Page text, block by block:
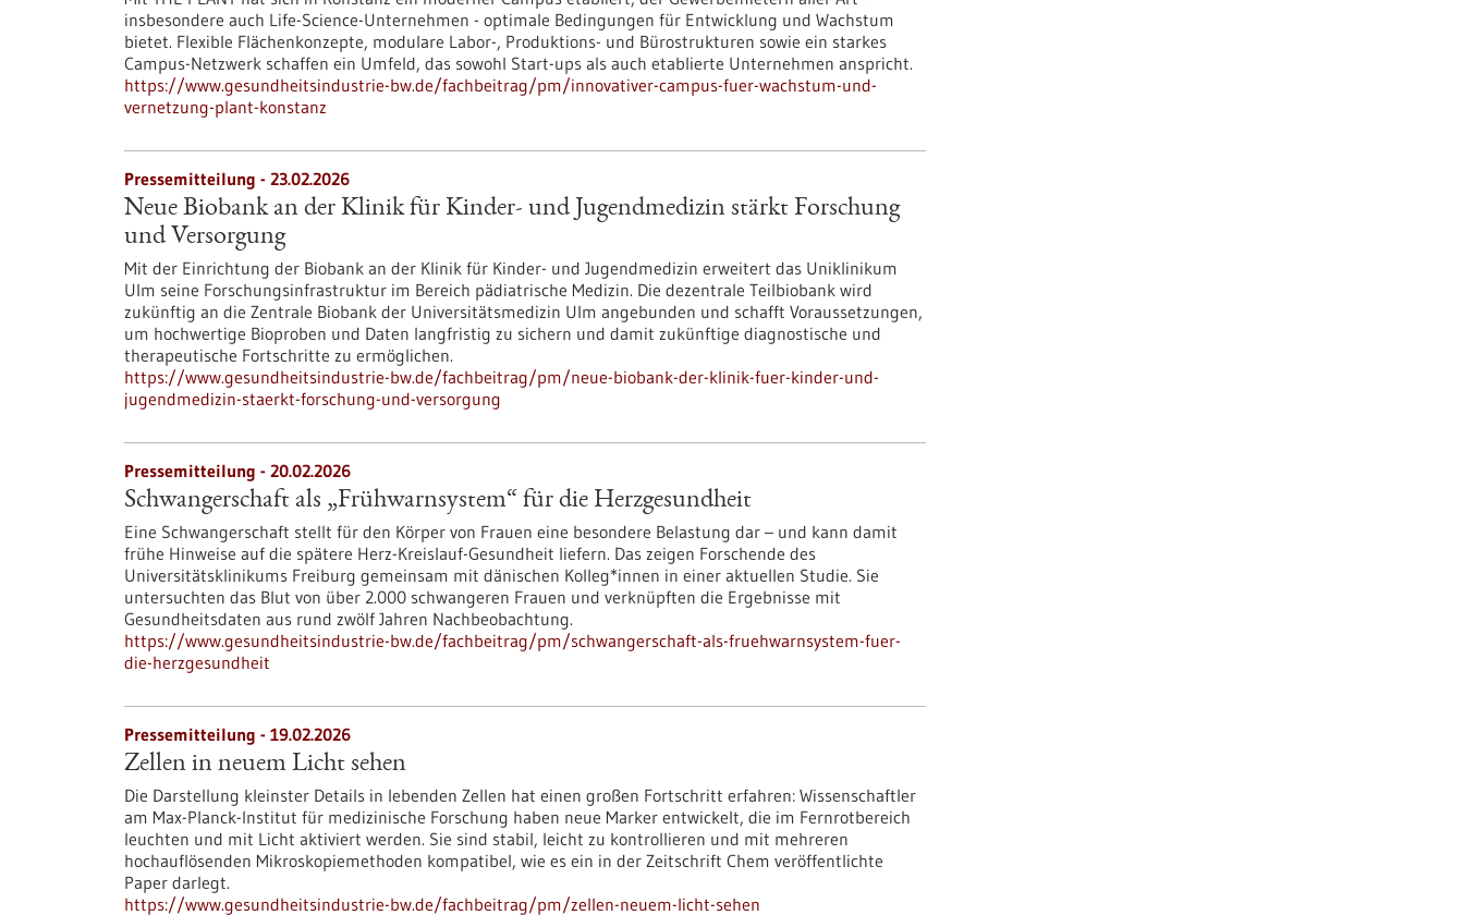
insbesondere auch Life-Science-Unternehmen - optimale Bedingungen für Entwicklung und Wachstum
bietet. Flexible Flächenkonzepte, modulare Labor-, Produktions- und Bürostrukturen sowie ein starkes
Campus-Netzwerk schaffen ein Umfeld, das sowohl Start-ups als auch etablierte Unternehmen anspricht.
https://www.gesundheitsindustrie-bw.de/fachbeitrag/pm/innovativer-campus-fuer-wachstum-und-
vernetzung-plant-konstanz
Pressemitteilung - 23.02.2026
Neue Biobank an der Klinik für Kinder-​ und Jugendmedizin stärkt Forschung
und Versorgung
Mit der Einrichtung der Biobank an der Klinik für Kinder-​ und Jugendmedizin erweitert das Uniklinikum
Ulm seine Forschungsinfrastruktur im Bereich pädiatrische Medizin. Die dezentrale Teilbiobank wird
zukünftig an die Zentrale Biobank der Universitätsmedizin Ulm angebunden und schafft Voraussetzungen,
um hochwertige Bioproben und Daten langfristig zu sichern und damit zukünftige diagnostische und
therapeutische Fortschritte zu ermöglichen.
https://www.gesundheitsindustrie-bw.de/fachbeitrag/pm/neue-biobank-der-klinik-fuer-kinder-und-
jugendmedizin-staerkt-forschung-und-versorgung
Pressemitteilung - 20.02.2026
Schwangerschaft als „Frühwarnsystem“ für die Herzgesundheit
Eine Schwangerschaft stellt für den Körper von Frauen eine besondere Belastung dar – und kann damit
frühe Hinweise auf die spätere Herz-Kreislauf-Gesundheit liefern. Das zeigen Forschende des
Universitätsklinikums Freiburg gemeinsam mit dänischen Kolleg*innen in einer aktuellen Studie. Sie
untersuchten das Blut von über 2.000 schwangeren Frauen und verknüpften die Ergebnisse mit
Gesundheitsdaten aus rund zwölf Jahren Nachbeobachtung.
https://www.gesundheitsindustrie-bw.de/fachbeitrag/pm/schwangerschaft-als-fruehwarnsystem-fuer-
die-herzgesundheit
Pressemitteilung - 19.02.2026
Zellen in neuem Licht sehen
Die Darstellung kleinster Details in lebenden Zellen hat einen großen Fortschritt erfahren: Wissenschaftler
am Max-Planck-Institut für medizinische Forschung haben neue Marker entwickelt, die im Fernrotbereich
leuchten und mit Licht aktiviert werden. Sie sind stabil, leicht zu kontrollieren und mit mehreren
hochauflösenden Mikroskopiemethoden kompatibel, wie es ein in der Zeitschrift Chem veröffentlichte
Paper darlegt.
https://www.gesundheitsindustrie-bw.de/fachbeitrag/pm/zellen-neuem-licht-sehen